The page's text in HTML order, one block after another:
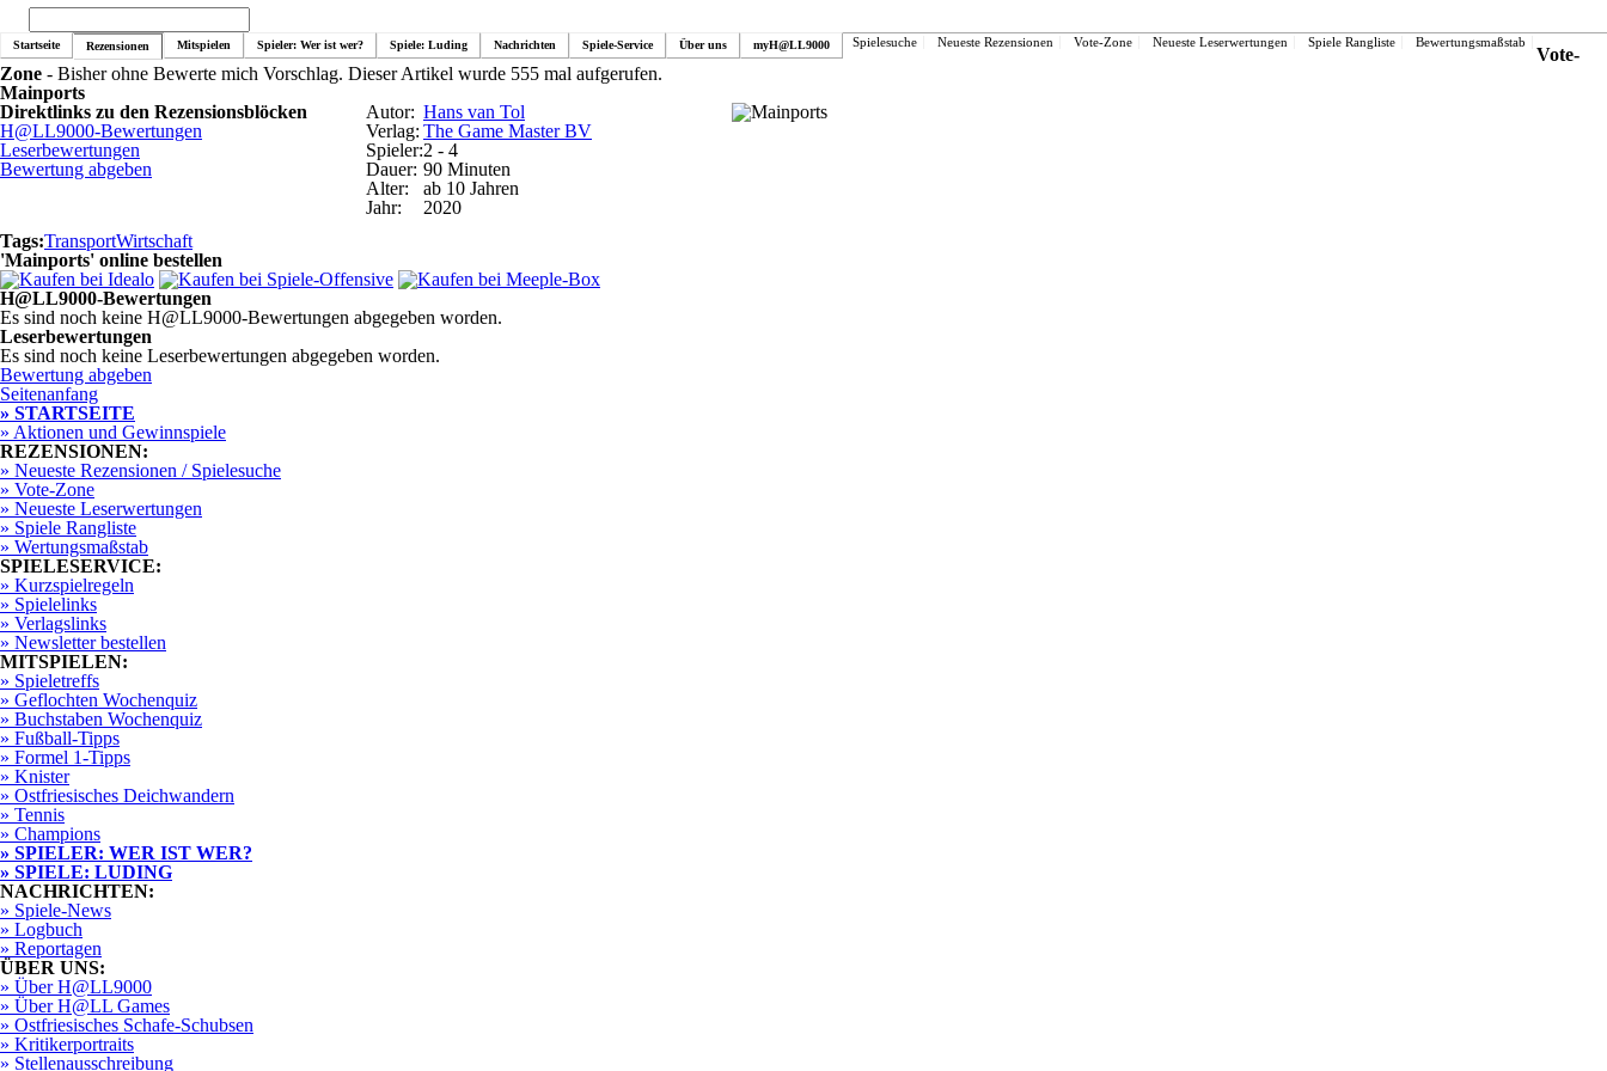
Startseite Rezensionen Mitspielen Spieler: Wer ist wer? Spiele: Luding Nachrichten Spiele-Service Über uns myH@LL9000 Spielesuche Neueste Rezensionen Vote-Zone Neueste Leserwertungen Spiele Rangliste Bewertungsmaßstab
Vote-
Zone - Bisher ohne Bewerte mich Vorschlag. Dieser Artikel wurde 555 mal aufgerufen.
Mainports
Direktlinks zu den Rezensionsblöcken
H@LL9000-Bewertungen
Leserbewertungen
Bewertung abgeben
Autor: Hans van Tol
Verlag: The Game Master BV
Spieler:2 - 4
Dauer: 90 Minuten
Alter:
ab 10 Jahren
Jahr:
2020
Tags:TransportWirtschaft
'Mainports' online bestellen
H@LL9000-Bewertungen
Es sind noch keine H@LL9000-Bewertungen abgegeben worden.
Leserbewertungen
Es sind noch keine Leserbewertungen abgegeben worden.
Bewertung abgeben
Seitenanfang
» STARTSEITE
» Aktionen und Gewinnspiele
REZENSIONEN:
» Neueste Rezensionen / Spielesuche
» Vote-Zone
» Neueste Leserwertungen
» Spiele Rangliste
» Wertungsmaßstab
SPIELESERVICE:
» Kurzspielregeln
» Spielelinks
» Verlagslinks
» Newsletter bestellen
MITSPIELEN:
» Spieletreffs
» Geflochten Wochenquiz
» Buchstaben Wochenquiz
» Fußball-Tipps
» Formel 1-Tipps
» Knister
» Ostfriesisches Deichwandern
» Tennis
» Champions
» SPIELER: WER IST WER?
» SPIELE: LUDING
NACHRICHTEN:
» Spiele-News
» Logbuch
» Reportagen
ÜBER UNS:
» Über H@LL9000
» Über H@LL Games
» Ostfriesisches Schafe-Schubsen
» Kritikerportraits
» Stellenausschreibung